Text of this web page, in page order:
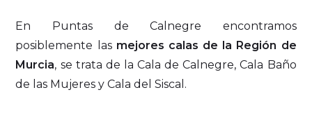
En Puntas de Calnegre encontramos
posiblemente las mejores calas de la Región de
Murcia, se trata de la Cala de Calnegre, Cala Baño
de las Mujeres y Cala del Siscal.